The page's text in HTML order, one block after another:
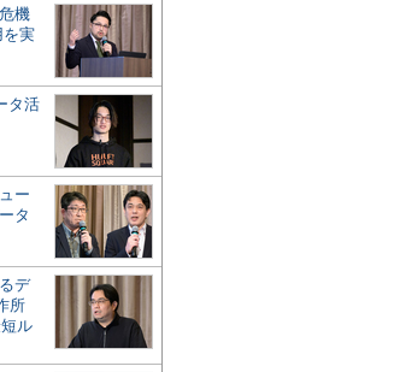
機
を実
タ活
ー
タ
デ
所
ル